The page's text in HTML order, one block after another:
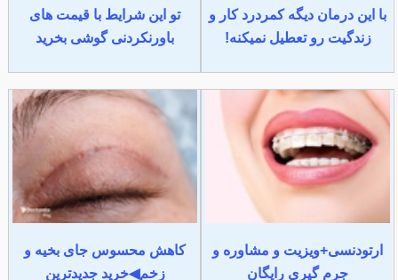
با این درمان دیگه کمردرد کار و
زندگیت رو تعطیل نمیکنه!
تو این شرایط با قیمت های
باورنکردنی گوشی بخرید
ارتودنسی+ویزیت و مشاوره و
جرم گیری رایگان
کاهش محسوس جای بخیه و
زخم◀خرید جدیدترین